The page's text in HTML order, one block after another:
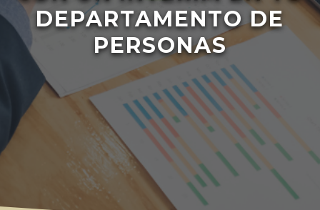
DEPARTAMENTO DE
PERSONAS